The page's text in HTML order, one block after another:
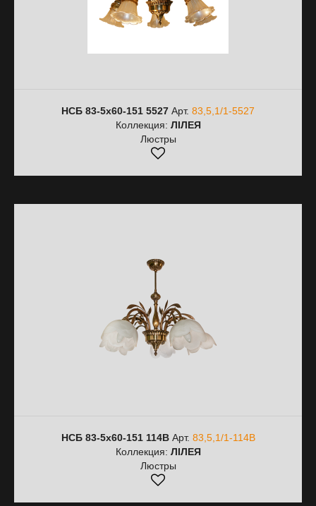
НСБ 83-5х60-151 5527 Арт. 83,5,1/1-5527
Коллекция: ЛІЛЕЯ
Люстры
НСБ 83-5х60-151 114ВАрт. 83,5,1/1-114В
Коллекция: ЛІЛЕЯ
Люстры